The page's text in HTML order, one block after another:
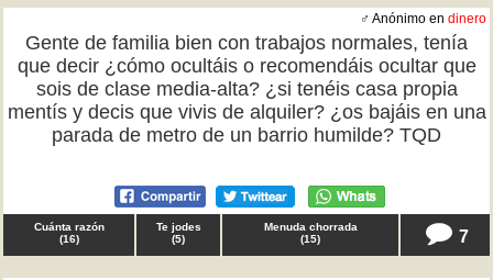
♂ Anónimo en dinero
Gente de familia bien con trabajos normales, tenía
que decir ¿cómo ocultáis o recomendáis ocultar que
sois de clase media-alta? ¿si tenéis casa propia
mentís y decis que vivis de alquiler? ¿os bajáis en una
parada de metro de un barrio humilde? TQD
Cuánta razón
(16)
Te jodes
(5)
Menuda chorrada
(15) 7